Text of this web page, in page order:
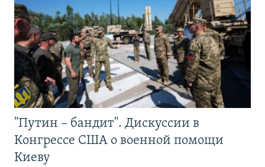
"Путин – бандит". Дискуссии в
Конгрессе США о военной помощи
Киеву